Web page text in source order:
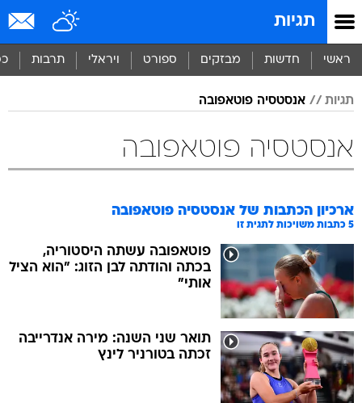
תגיות
ראשי חדשות מבזקים ספורט ויראלי תרבות
תגיות אנסטסיה פוטאפובה
אנסטסיה פוטאפובה
ארכיון הכתבות של אנסטסיה פוטאפובה
5 כתבות משויכות לתגית זו
פוטאפובה עשתה היסטוריה,
בכתה והודתה לבן הזוג: "הוא הציל
אותי"
תואר שני השנה: מירה אנדרייבה
זכתה בטורניר לינץ